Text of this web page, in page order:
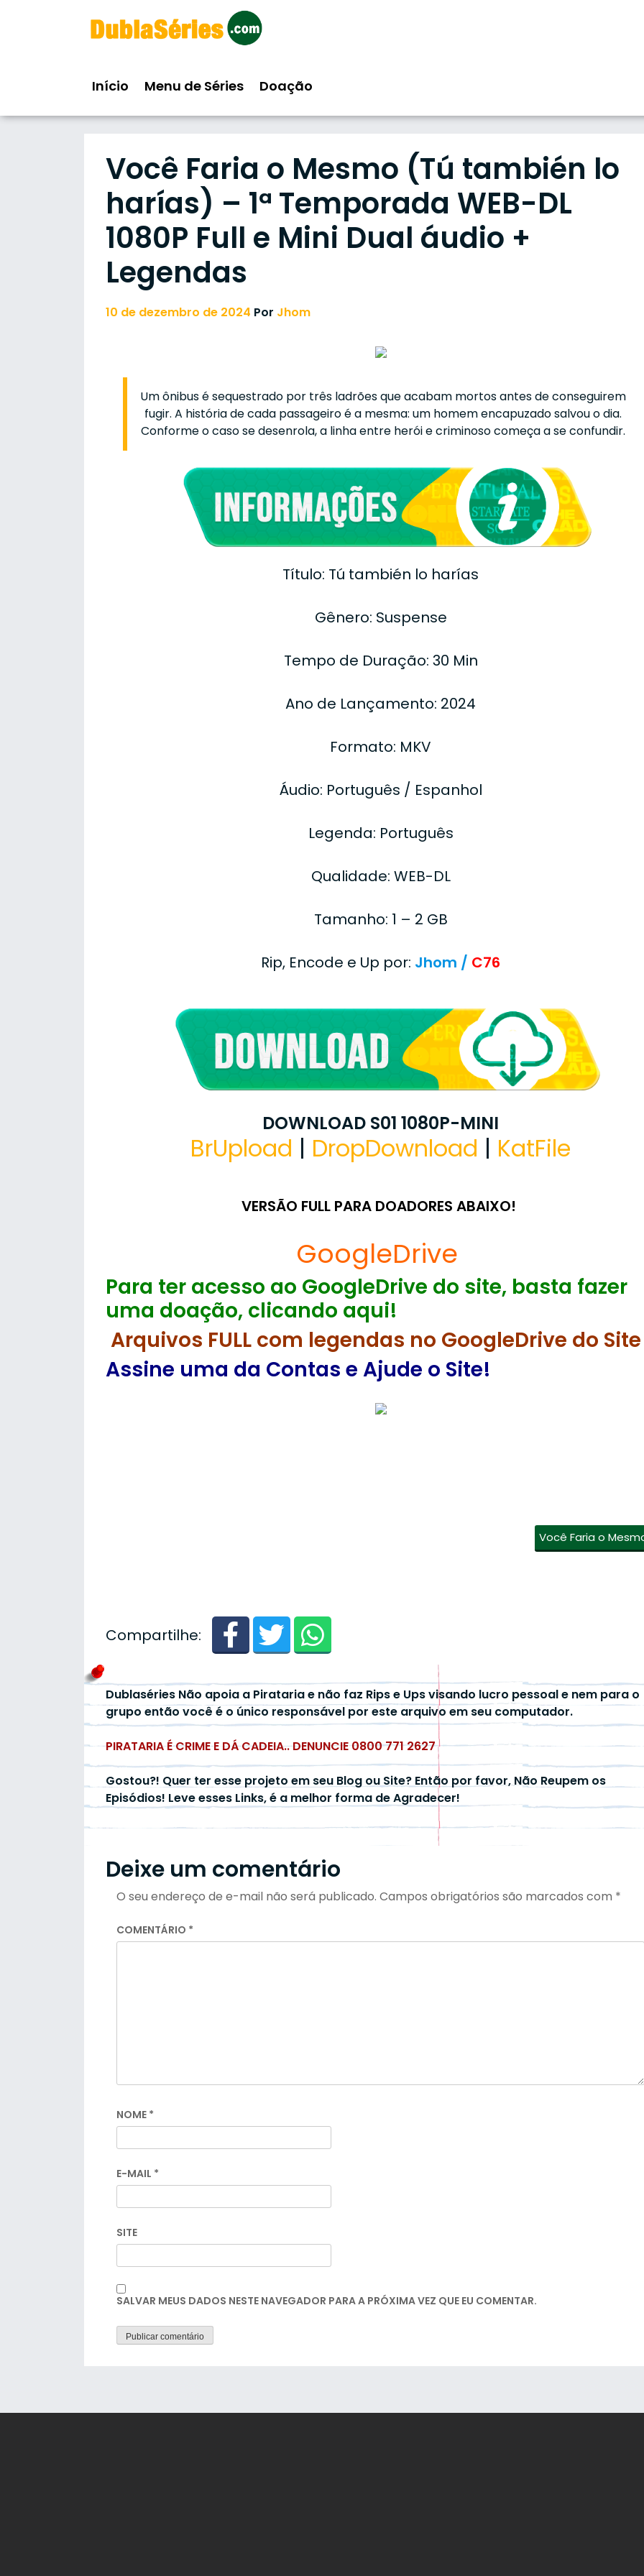
Início Menu de Séries Doação
Você Faria o Mesmo (Tú también lo
harías) – 1ª Temporada WEB-DL
1080P Full e Mini Dual áudio +
Legendas
10 de dezembro de 2024 Por Jhom
Um ônibus é sequestrado por três ladrões que acabam mortos antes de conseguirem
fugir. A história de cada passageiro é a mesma: um homem encapuzado salvou o dia.
Conforme o caso se desenrola, a linha entre herói e criminoso começa a se confundir.
Título: Tú también lo harías
Gênero: Suspense
Tempo de Duração: 30 Min
Ano de Lançamento: 2024
Formato: MKV
Áudio: Português / Espanhol
Legenda: Português
Qualidade: WEB-DL
Tamanho: 1 – 2 GB
Rip, Encode e Up por: Jhom / C76
DOWNLOAD S01 1080P-MINI
BrUpload | DropDownload | KatFile
VERSÃO FULL PARA DOADORES ABAIXO!
GoogleDrive
Para ter acesso ao GoogleDrive do site, basta fazer
uma doação, clicando aqui!
Arquivos FULL com legendas no GoogleDrive do Site
Assine uma da Contas e Ajude o Site!
Você Faria o
Compartilhe:
Dublaséries Não apoia a Pirataria e não faz Rips e Ups visando lucro pessoal e nem para o
grupo então você é o único responsável por este arquivo em seu computador.
PIRATARIA É CRIME E DÁ CADEIA.. DENUNCIE 0800 771 2627
Gostou?! Quer ter esse projeto em seu Blog ou Site? Então por favor, Não Reupem os
Episódios! Leve esses Links, é a melhor forma de Agradecer!
Deixe um comentário
O seu endereço de e-mail não será publicado. Campos obrigatórios são marcados com *
COMENTÁRIO *
NOME *
E-MAIL *
SITE
SALVAR MEUS DADOS NESTE NAVEGADOR PARA A PRÓXIMA VEZ QUE EU COMENTAR.